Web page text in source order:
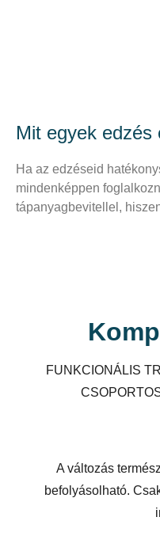
Mit egyek edzés
Ha az edzéseid
mindenképpen
tápanyagbevitellel,
FUNKCIONÁLIS
A változás
befolyásolható.